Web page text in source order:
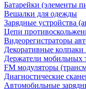
Батарейки (элементы
Вешалки для одежды
Зарядные устройства
Цепи
Видеорегистраторы
Декоративные колпаки
Держатели мобильных
FM модуляторы
Диагностические
Автомобильные